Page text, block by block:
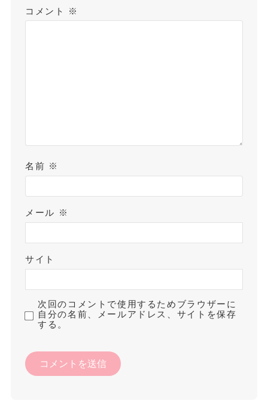
コメント ※
名前 ※
メール ※
サイト
次回のコメントで使用するためブラウザーに
自分の名前、メールアドレス、サイトを保存
する。